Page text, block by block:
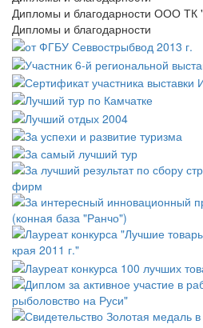
Дипломы и благодарности ООО ТК
Дипломы и благодарности